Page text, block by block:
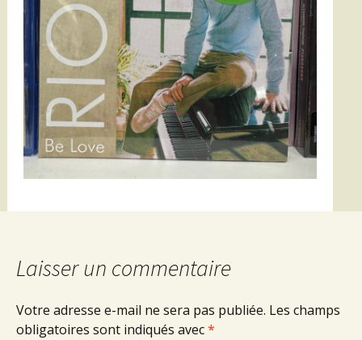
Laisser un commentaire
Votre adresse e-mail ne sera pas publiée. Les champs
obligatoires sont indiqués avec*